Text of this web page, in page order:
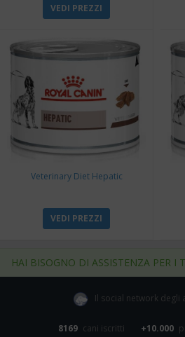
VEDI PREZZI
Veterinary Diet Hepatic
VEDI PREZZI
HAI BISOGNO DI ASSISTENZA PER I
Il social network degli
8169 cani iscritti +10.000